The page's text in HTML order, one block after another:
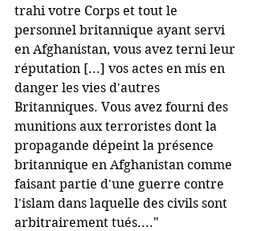
trahi votre Corps et tout le
personnel britannique ayant servi
en Afghanistan, vous avez terni leur
réputation [...] vos actes en mis en
danger les vies d'autres
Britanniques. Vous avez fourni des
munitions aux terroristes dont la
propagande dépeint la présence
britannique en Afghanistan comme
faisant partie d'une guerre contre
l'islam dans laquelle des civils sont
arbitrairement tués...."